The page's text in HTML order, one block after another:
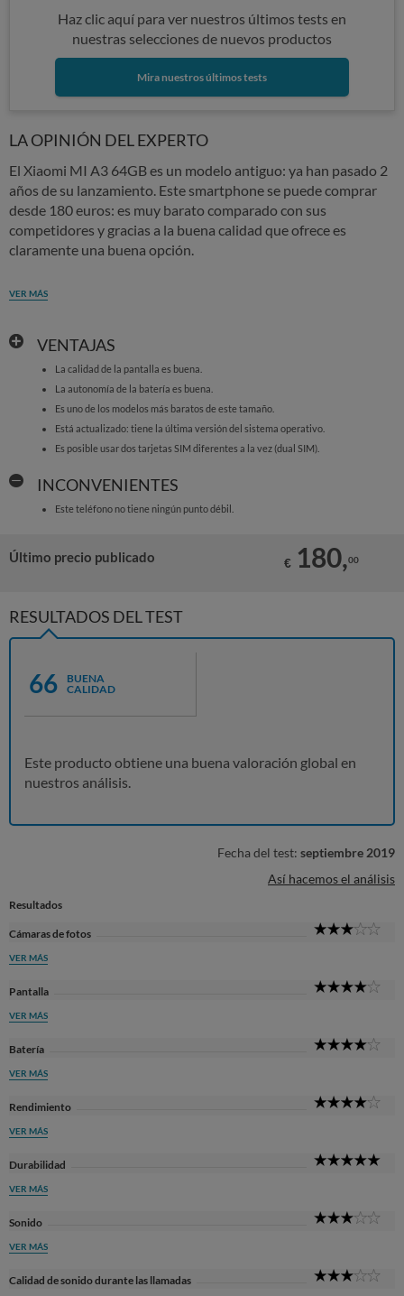
Haz clic aquí para ver nuestros últimos tests en
nuestras selecciones de nuevos productos
Mira nuestros últimos tests
LA OPINIÓN DEL EXPERTO
El Xiaomi MI A3 64GB es un modelo antiguo: ya han pasado 2
años de su lanzamiento. Este smartphone se puede comprar
desde 180 euros: es muy barato comparado con sus
competidores y gracias a la buena calidad que ofrece es
claramente una buena opción.
VER MÁS
VENTAJAS
La calidad de la pantalla es buena.
La autonomía de la batería es buena.
Es uno de los modelos más baratos de este tamaño.
Está actualizado: tiene la última versión del sistema operativo.
Es posible usar dos tarjetas SIM diferentes a la vez (dual SIM).
INCONVENIENTES
Este teléfono no tiene ningún punto débil.
Último precio publicado € 180,00
RESULTADOS DEL TEST
66
BUENA
CALIDAD
Este producto obtiene una buena valoración global en
nuestros análisis.
Fecha del test: septiembre 2019
Así hacemos el análisis
Resultados
Cámaras de fotos
VER MÁS
Pantalla
VER MÁS
Batería
VER MÁS
Rendimiento
VER MÁS
Durabilidad
VER MÁS
Sonido
VER MÁS
Calidad de sonido durante las llamadas